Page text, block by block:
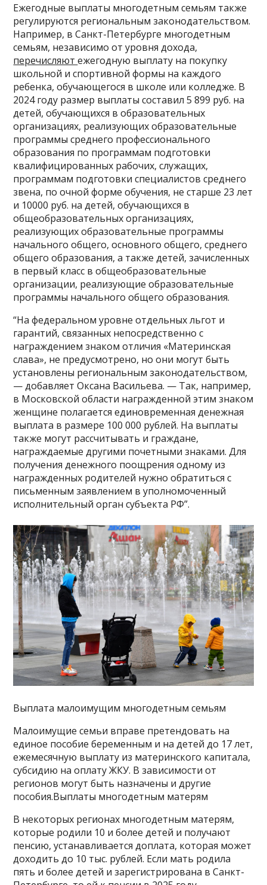
Ежегодные выплаты многодетным семьям также
регулируются региональным законодательством.
Например, в Санкт-Петербурге многодетным
семьям, независимо от уровня дохода,
перечисляютежегодную выплату на покупку
школьной и спортивной формы на каждого
ребенка, обучающегося в школе или колледже. В
2024 году размер выплаты составил 5 899 руб. на
детей, обучающихся в образовательных
организациях, реализующих образовательные
программы среднего профессионального
образования по программам подготовки
квалифицированных рабочих, служащих,
программам подготовки специалистов среднего
звена, по очной форме обучения, не старше 23 лет
и 10000 руб. на детей, обучающихся в
общеобразовательных организациях,
реализующих образовательные программы
начального общего, основного общего, среднего
общего образования, а также детей, зачисленных
в первый класс в общеобразовательные
организации, реализующие образовательные
программы начального общего образования.
“На федеральном уровне отдельных льгот и
гарантий, связанных непосредственно с
награждением знаком отличия «Материнская
слава», не предусмотрено, но они могут быть
установлены региональным законодательством,
— добавляет Оксана Васильева. — Так, например,
в Московской области награжденной этим знаком
женщине полагается единовременная денежная
выплата в размере 100 000 рублей. На выплаты
также могут рассчитывать и граждане,
награждаемые другими почетными знаками. Для
получения денежного поощрения одному из
награжденных родителей нужно обратиться с
письменным заявлением в уполномоченный
исполнительный орган субъекта РФ”.
Выплата малоимущим многодетным семьям
Малоимущие семьи вправе претендовать на
единое пособие беременным и на детей до 17 лет,
ежемесячную выплату из материнского капитала,
субсидию на оплату ЖКУ. В зависимости от
регионов могут быть назначены и другие
пособия.Выплаты многодетным матерям
В некоторых регионах многодетным матерям,
которые родили 10 и более детей и получают
пенсию, устанавливается доплата, которая может
доходить до 10 тыс. рублей. Если мать родила
пять и более детей и зарегистрирована в Санкт-